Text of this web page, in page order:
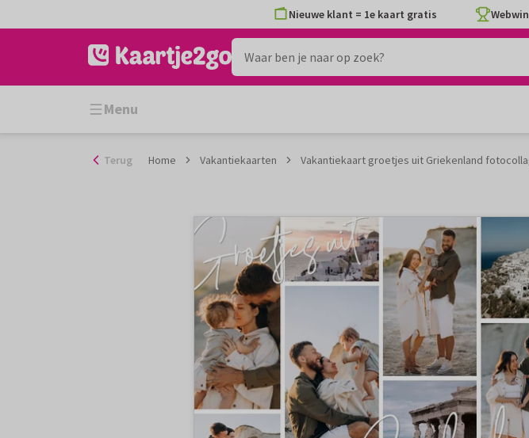
naar
Nieuwe klant = 1e kaart gratis
Menu
Terug Home Vakantiekaarten Vakantiekaart groetjes uit Griekenland